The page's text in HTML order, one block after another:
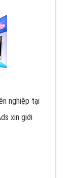
nghiệp tại
xin giới